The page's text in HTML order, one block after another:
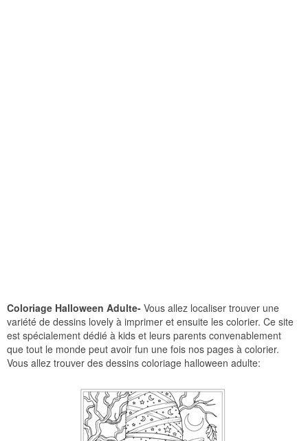
Coloriage Halloween Adulte- Vous allez localiser trouver une
variété de dessins lovely à imprimer et ensuite les colorier. Ce site
est spécialement dédié à kids et leurs parents convenablement
que tout le monde peut avoir fun une fois nos pages à colorier.
Vous allez trouver des dessins coloriage halloween adulte: